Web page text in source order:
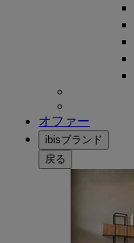
オファー
ibisブランド
戻る